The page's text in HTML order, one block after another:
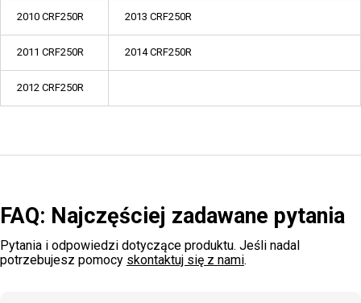
2010 CRF250R 2013 CRF250R
2011 CRF250R 2014 CRF250R
2012 CRF250R
FAQ: Najczęściej zadawane pytania
Pytania i odpowiedzi dotyczące produktu. Jeśli nadal
potrzebujesz pomocy skontaktuj się z nami.